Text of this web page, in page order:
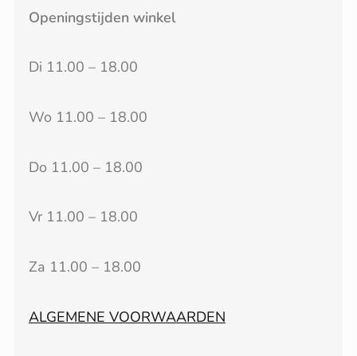
Openingstijden winkel
Di 11.00 – 18.00
Wo 11.00 – 18.00
Do 11.00 – 18.00
Vr 11.00 – 18.00
Za 11.00 – 18.00
ALGEMENE VOORWAARDEN